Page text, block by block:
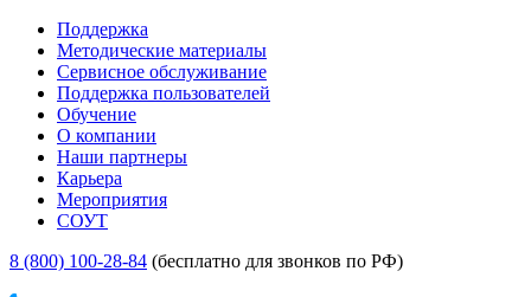
Поддержка
Методические материалы
Сервисное обслуживание
Поддержка пользователей
Обучение
О компании
Наши партнеры
Карьера
Мероприятия
СОУТ
8 (800) 100-28-84 (бесплатно для звонков по РФ)